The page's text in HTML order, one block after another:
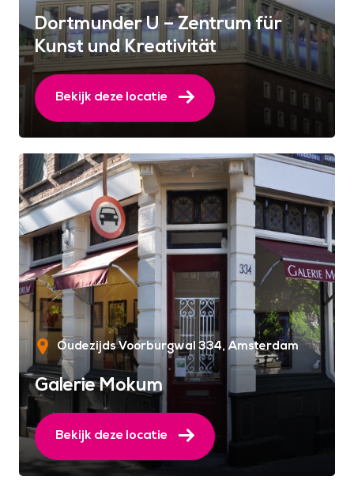
Dortmunder U – Zentrum für
Kunst und Kreativität
Bekijk deze locatie
Oudezijds Voorburgwal 334 Amsterdam
Galerie Mokum
Bekijk deze locatie